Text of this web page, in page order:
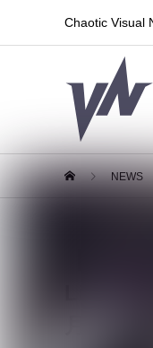
Chaotic Visual
NEWS